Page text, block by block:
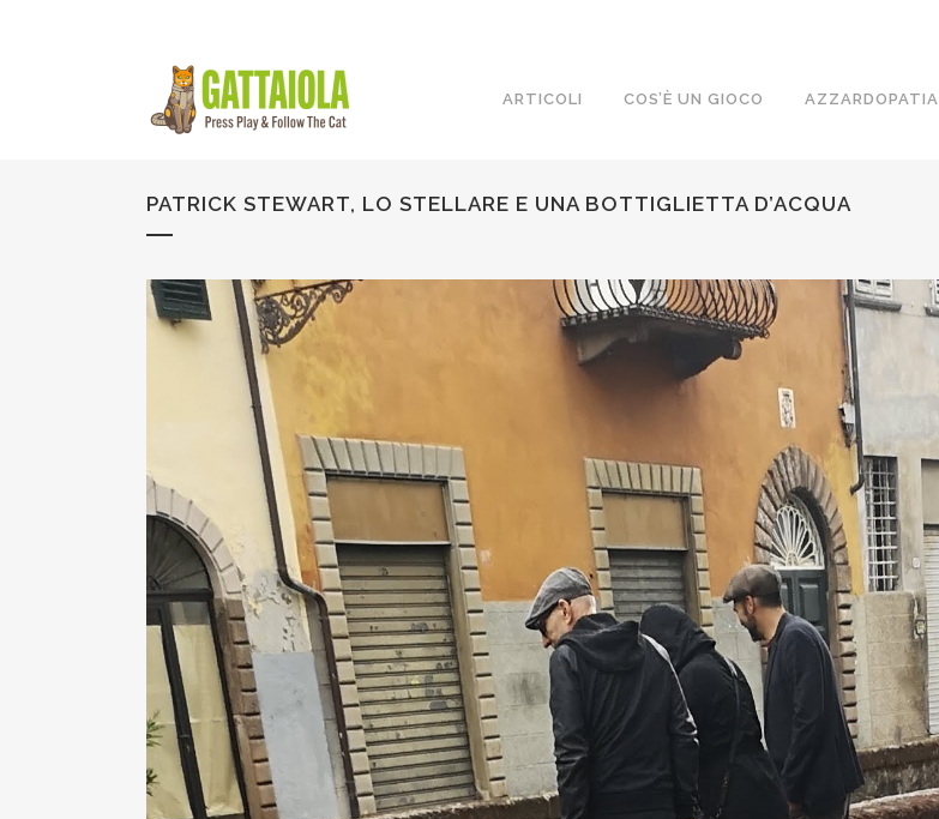
ARTICOLI COS’È UN GIOCO AZZARDOPATIA
PATRICK STEWART, LO STELLARE E UNA BOTTIGLIETTA D’ACQUA